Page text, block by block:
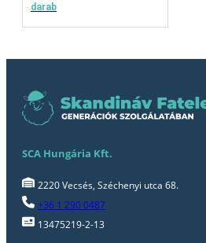
darab
SCA Hungária Kft.
2220 Vecsés, Széchenyi utca 68.
+36 1 290 0487
13475219-2-13